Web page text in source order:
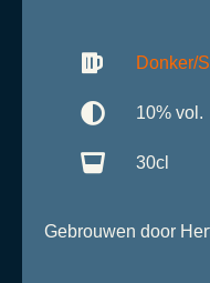
Donker/
10% vol.
30cl
Gebrouwen door